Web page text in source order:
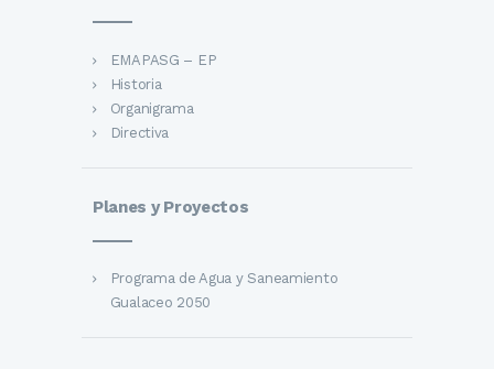
EMAPASG – EP
Historia
Organigrama
Directiva
Planes y Proyectos
Programa de Agua y Saneamiento
Gualaceo 2050